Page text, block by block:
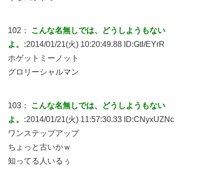
102： こんな名無しでは、どうしようもない
よ。:2014/01/21(火) 10:20:49.88 ID:Gtl/EYrR
ホゲットミーノット
グロリーシャルマン
103： こんな名無しでは、どうしようもない
よ。:2014/01/21(火) 11:57:30.33 ID:CNyxUZNc
ワンステップアップ
ちょっと古いかｗ
知ってる人いるぅ